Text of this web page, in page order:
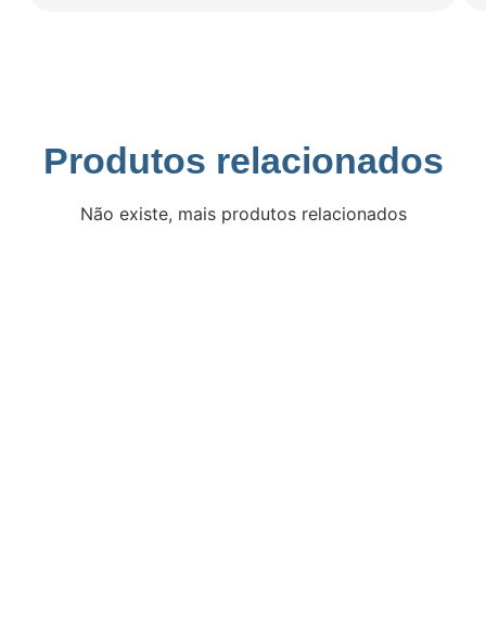
Produtos relacionados
Não existe, mais produtos relacionados